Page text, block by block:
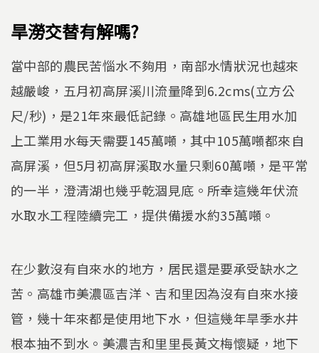
旱澇交替有解嗎?
當中部的農民苦惱水不夠用，南部水情狀況也越來
越嚴峻，五月初高屏溪川流量降到6.2cms(立方公
尺/秒)，是21年來最低記錄。高雄地區民生用水加
上工業用水每天需要145萬噸，其中105萬噸都來自
高屏溪，但5月初高屏溪取水量只剩60萬噸，是平常
的一半，澄清湖也幾乎乾涸見底。所幸這幾年伏流
水取水工程陸續完工，提供備援水約35萬噸。
在少數沒有自來水的地方，居民還是要承受缺水之
苦。高雄市美濃區吉洋、吉和里因為沒有自來水接
管，幾十年來都是使用地下水，但這幾年旱季水井
根本抽不到水。美濃吉和里里長黃文梅懷疑，地下